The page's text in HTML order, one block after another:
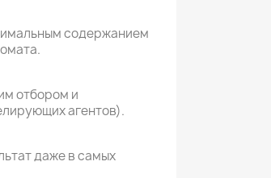
содержанием
отбором и
агентов).
даже в самых